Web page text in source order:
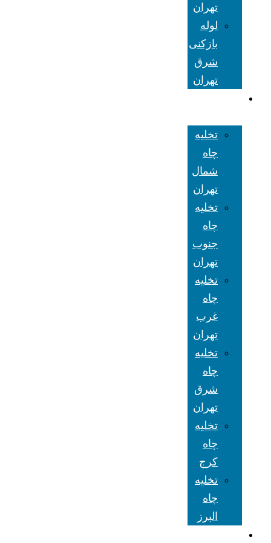
تهران
لوله
بازکنی
شرق
تهران
تخلیه
چاه
شمال
تهران
تخلیه
چاه
جنوب
تهران
تخلیه
چاه
غرب
تهران
تخلیه
چاه
شرق
تهران
تخلیه
چاه
کرج
تخلیه
چاه
البرز